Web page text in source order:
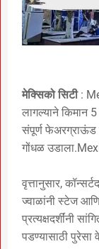
मेक्सिको सिटी:
लागल्याने किमान
संपूर्ण फेअरग्राऊंड
गोंधळ
वृत्तानुसार,
ज्वाळांनी स्टेज
प्रत्यक्षदर्शींनी
पडण्यासाठी पुरेसा